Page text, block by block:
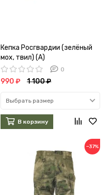
Кепка Росгвардии (зелёный
мох, твил) (А)
0
990 ₽ 1 100 ₽
Выбрать размер
В корзину
−37%